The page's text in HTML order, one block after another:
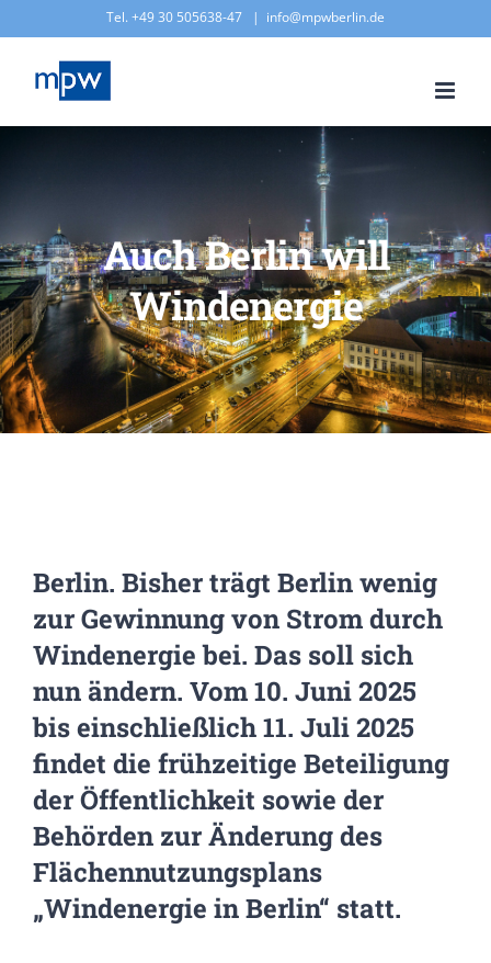
springen
Tel. +49 30 505638-47 | info@mpwberlin.de
Auch Berlin will
Windenergie
Berlin. Bisher trägt Berlin wenig
zur Gewinnung von Strom durch
Windenergie bei. Das soll sich
nun ändern. Vom 10. Juni 2025
bis einschließlich 11. Juli 2025
findet die frühzeitige Beteiligung
der Öffentlichkeit sowie der
Behörden zur Änderung des
Flächennutzungsplans
„Windenergie in Berlin“ statt.